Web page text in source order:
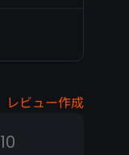
レビュー作成
10